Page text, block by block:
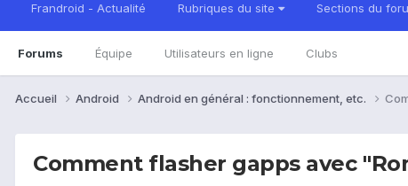
Frandroid - Actualité Rubriques du site Sections du
Forums Équipe Utilisateurs en ligne Clubs
Accueil Android Android en général : fonctionnement, etc.
Comment flasher gapps avec